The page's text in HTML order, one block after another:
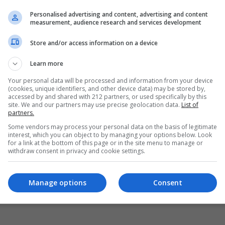
Personalised advertising and content, advertising and content
measurement, audience research and services development
Store and/or access information on a device
Learn more
Your personal data will be processed and information from your device
(cookies, unique identifiers, and other device data) may be stored by,
accessed by and shared with 212 partners, or used specifically by this
site. We and our partners may use precise geolocation data. List of
partners.
Some vendors may process your personal data on the basis of legitimate
interest, which you can object to by managing your options below. Look
for a link at the bottom of this page or in the site menu to manage or
withdraw consent in privacy and cookie settings.
Consent
Manage options